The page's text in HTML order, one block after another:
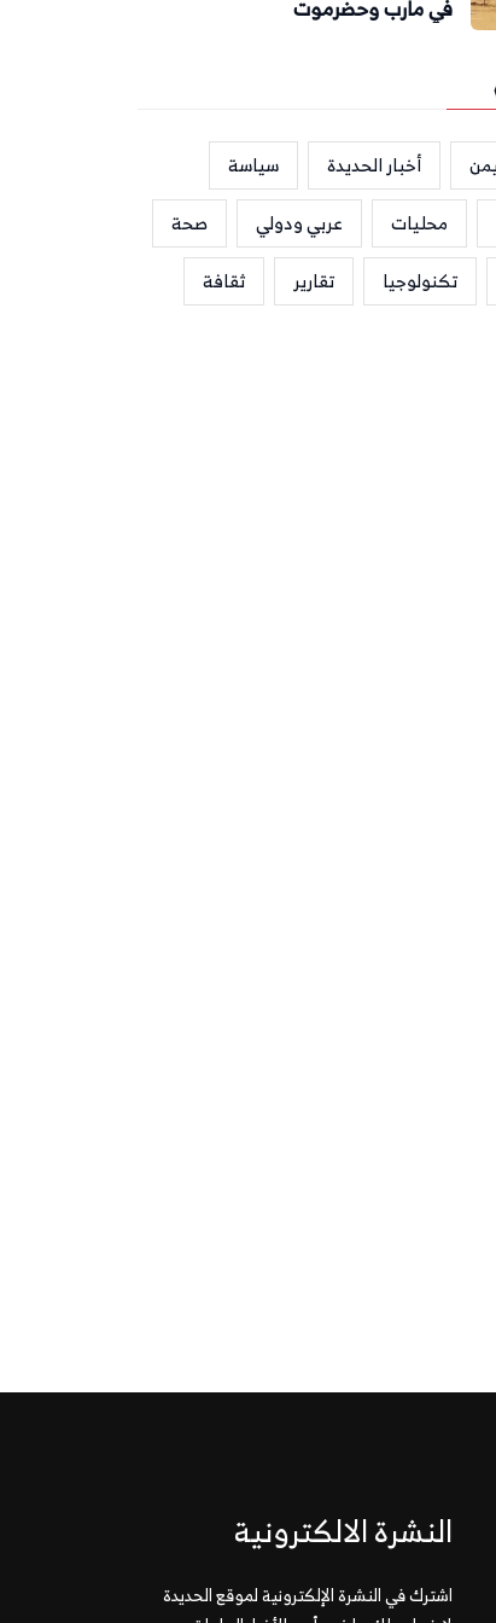
في مأرب وحضرموت
أخبار الحديدة
سياسة
محليات عربي ودولي
صحة
تكنولوجيا تقارير ثقافة
النشرة الالكترونية
اشترك في النشرة الإلكترونية لموقع الحديدة